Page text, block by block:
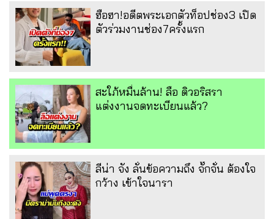
ฮือฮา!อดีตพระเอกตัวท็อปช่อง3 เปิด
ตัวร่วมงานช่อง7ครั้งแรก
สะใภ้หมื่นล้าน! ลือ ดิวอริสรา
แต่งงานจดทะเบียนแล้ว?
ลีน่า จัง ลั่นข้อความถึง จั๊กจั่น ต้องใจ
กว้าง เข้าใจนารา